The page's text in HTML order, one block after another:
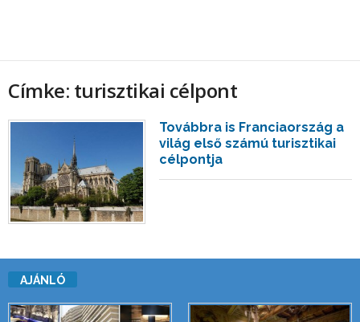
Címke: turisztikai célpont
Továbbra is Franciaország a
világ első számú turisztikai
célpontja
AJÁNLÓ